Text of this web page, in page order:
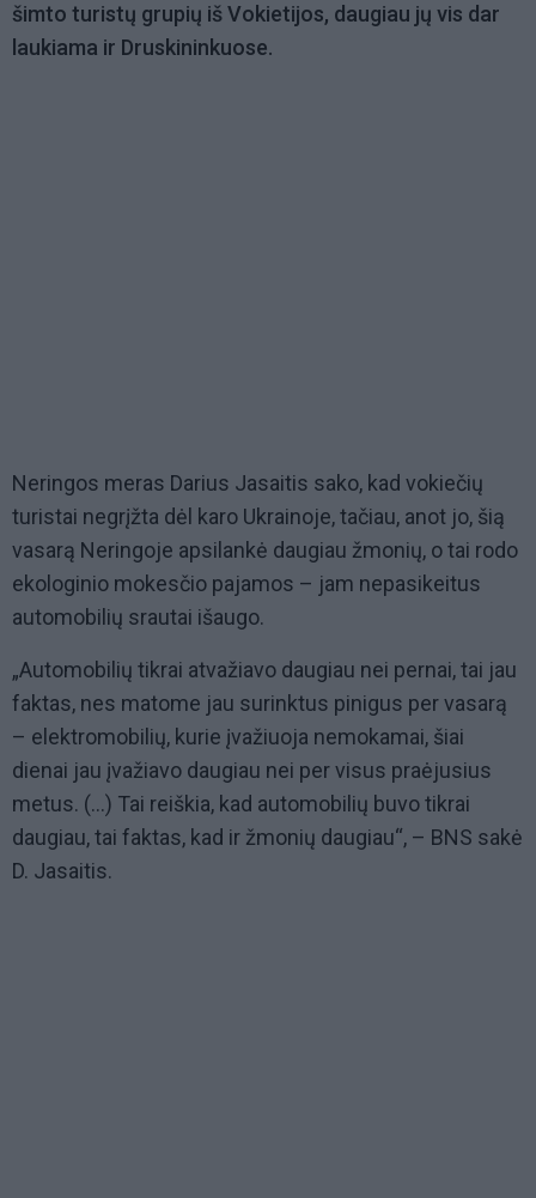
šimto turistų grupių iš Vokietijos, daugiau jų vis dar
laukiama ir Druskininkuose.
Neringos meras Darius Jasaitis sako, kad vokiečių
turistai negrįžta dėl karo Ukrainoje, tačiau, anot jo, šią
vasarą Neringoje apsilankė daugiau žmonių, o tai rodo
ekologinio mokesčio pajamos – jam nepasikeitus
automobilių srautai išaugo.
„Automobilių tikrai atvažiavo daugiau nei pernai, tai jau
faktas, nes matome jau surinktus pinigus per vasarą
– elektromobilių, kurie įvažiuoja nemokamai, šiai
dienai jau įvažiavo daugiau nei per visus praėjusius
metus. (...) Tai reiškia, kad automobilių buvo tikrai
daugiau, tai faktas, kad ir žmonių daugiau“, – BNS sakė
D. Jasaitis.